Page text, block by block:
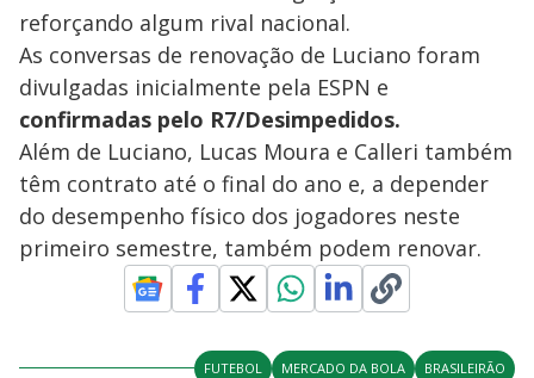
reforçando algum rival nacional.
As conversas de renovação de Luciano foram
divulgadas inicialmente pela ESPN e
confirmadas pelo R7/Desimpedidos.
Além de Luciano, Lucas Moura e Calleri também
têm contrato até o final do ano e, a depender
do desempenho físico dos jogadores neste
primeiro semestre, também podem renovar.
FUTEBOL MERCADO DA BOLA
BRASILEIRÃO